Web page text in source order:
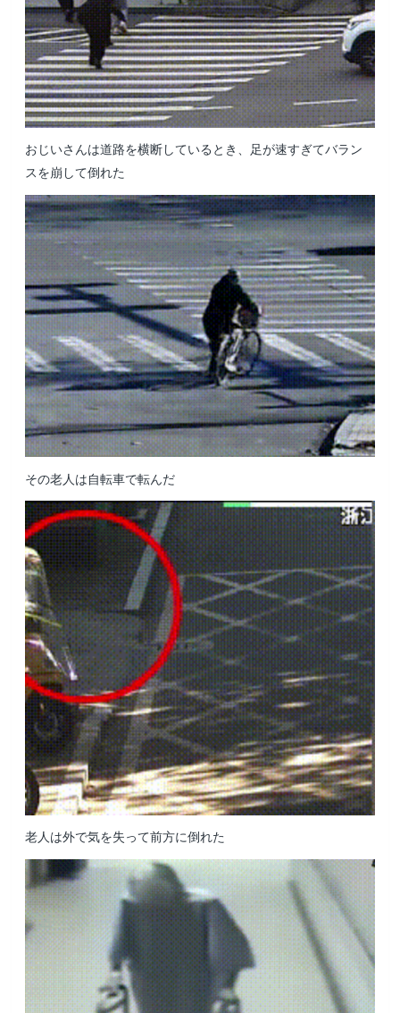
おじいさんは道路を横断しているとき、足が速すぎてバラン
スを崩して倒れた
その老人は自転車で転んだ
老人は外で気を失って前方に倒れた